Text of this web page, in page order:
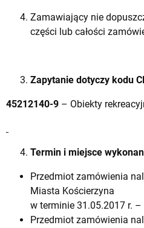
Zamawiający nie
części lub całości
Zapytanie dotyczy kodu
45212140-9 – Obiekty
Termin i miejsce
Przedmiot zamówienia
Miasta Kościerzyna
w terminie 31.05.2017 r. –
Przedmiot zamówienia